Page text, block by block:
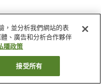
動販賣機
會廳
，並分析我們網站的表
、廣告和分析合作夥伴
隱政策
接受所有